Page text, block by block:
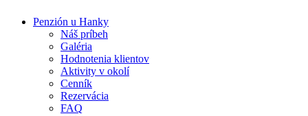
Penzión u Hanky
Náš príbeh
Galéria
Hodnotenia klientov
Aktivity v okolí
Cenník
Rezervácia
FAQ